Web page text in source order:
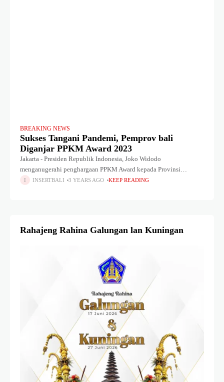
BREAKING NEWS
Sukses Tangani Pandemi, Pemprov bali
Diganjar PPKM Award 2023
Jakarta - Presiden Republik Indonesia, Joko Widodo
menganugerahi penghargaan PPKM Award kepada Provinsi
Berkinerja Terbaik. Dengan kategori Pengendalian Pandemi Covid-
INSERTBALI 3 YEARS AGO KEEP READING
Rahajeng Rahina Galungan lan Kuningan